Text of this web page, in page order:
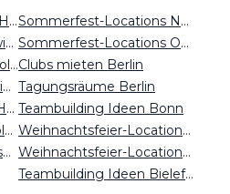
Firmenevent Schleswig-Holstein
Weihnachtsfeier Schleswig-Holstein
Teamevent Schleswig-Holstein
Betriebsausflug Schleswig-Holstein
Event-Ideen Schleswig-Holstein
Partyraum Schleswig-Holstein
Hochzeitslocation Schleswig-Holstein
Sommerfest-Locations Nürnberg
Sommerfest-Locations Osnabrück
Clubs mieten Berlin
Tagungsräume Berlin
Teambuilding Ideen Bonn
Weihnachtsfeier-Locations Leipzig
Weihnachtsfeier-Locations Münster
Teambuilding Ideen Bielefeld